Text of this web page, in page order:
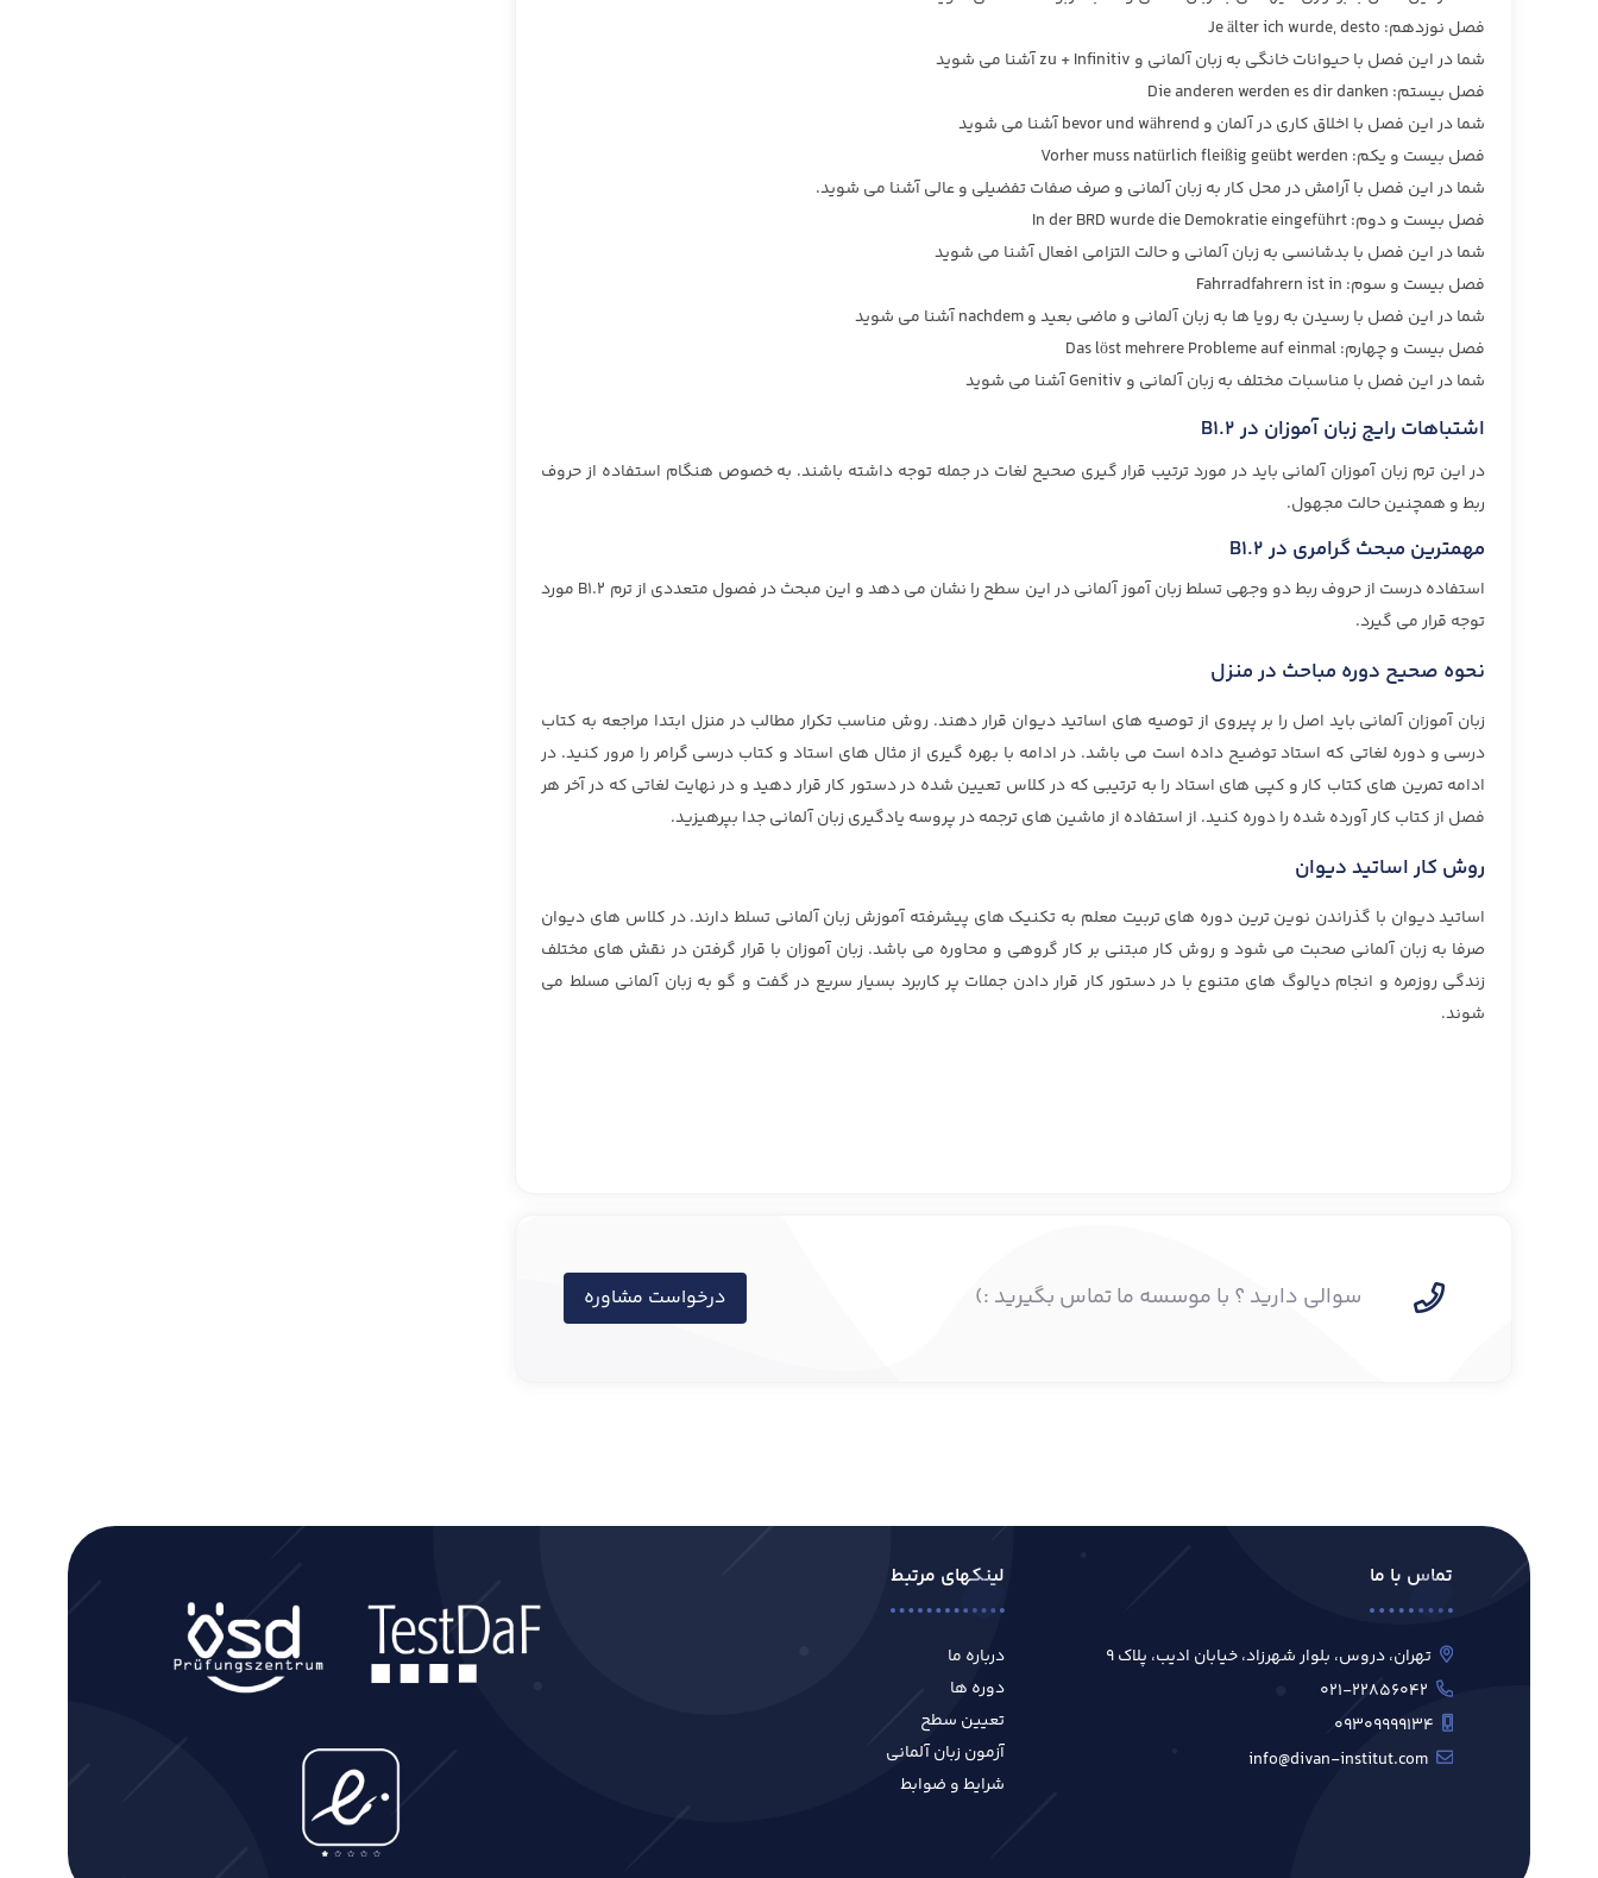
فصل نوزدهم: Je älter ich wurde, desto
شما در این فصل با حیوانات خانگی به زبان آلمانی و zu + Infinitiv آشنا می شوید
فصل بیستم: Die anderen werden es dir danken
شما در این فصل با اخلاق کاری در آلمان و bevor und während آشنا می شوید
فصل بیست و یکم: Vorher muss natürlich fleißig geübt werden
شما در این فصل با آرامش در محل کار به زبان آلمانی و صرف صفات تفضیلی و عالی آشنا می شوید.
فصل بیست و دوم: In der BRD wurde die Demokratie eingeführt
شما در این فصل با بدشانسی به زبان آلمانی و حالت التزامی افعال آشنا می شوید
فصل بیست و سوم: Fahrradfahrern ist in
شما در این فصل با رسیدن به رویا ها به زبان آلمانی و ماضی بعید و nachdem آشنا می شوید
فصل بیست و چهارم: Das löst mehrere Probleme auf einmal
شما در این فصل با مناسبات مختلف به زبان آلمانی و Genitiv آشنا می شوید
اشتباهات رايج زبان آموزان در B1.2
در این ترم زبان آموزان آلمانی باید در مورد ترتیب قرار گیری صحیح لغات در جمله توجه داشته باشند. به خصوص هنگام استفاده از حروف
ربط و همچنین حالت مجهول.
مهمترین مبحث گرامری در B1.2
استفاده درست از حروف ربط دو وجهی تسلط زبان آموز آلمانی در این سطح را نشان می دهد و این مبحث در فصول متعددی از ترم B1.2 مورد
توجه قرار می گیرد.
نحوه صحیح دوره مباحث در منزل
زبان آموزان آلمانی باید اصل را بر پیروی از توصیه های اساتید دیوان قرار دهند. روش مناسب تکرار مطالب در منزل ابتدا مراجعه به کتاب
درسی و دوره لغاتی که استاد توضیح داده است می باشد. در ادامه با بهره گیری از مثال های استاد و کتاب درسی گرامر را مرور کنید. در
ادامه تمرین های کتاب کار و کپی های استاد را به ترتیبی که در کلاس تعیین شده در دستور کار قرار دهید و در نهایت لغاتی که در آخر هر
فصل از کتاب کار آورده شده را دوره کنید. از استفاده از ماشین های ترجمه در پروسه یادگیری زبان آلمانی جدا بپرهیزید.
روش کار اساتید دیوان
اساتید دیوان با گذراندن نوین ترین دوره های تربیت معلم به تکنیک های پیشرفته آموزش زبان آلمانی تسلط دارند. در کلاس های دیوان
صرفا به زبان آلمانی صحبت می شود و روش کار مبتنی بر کار گروهی و محاوره می باشد. زبان آموزان با قرار گرفتن در نقش های مختلف
زندگی روزمره و انجام دیالوگ های متنوع با در دستور کار قرار دادن جملات پر کاربرد بسیار سریع در گفت و گو به زبان آلمانی مسلط می
شوند.
سوالی دارید ؟ با موسسه ما تماس بگیرید :) درخواست مشاوره
تماس با ما
تهران، دروس، بلوار شهرزاد، خیابان ادیب، پلاک ۹
لینکهای مرتبط
درباره ما
دوره ها
تعیین سطح
آزمون زبان آلمانی
شرایط و ضوابط